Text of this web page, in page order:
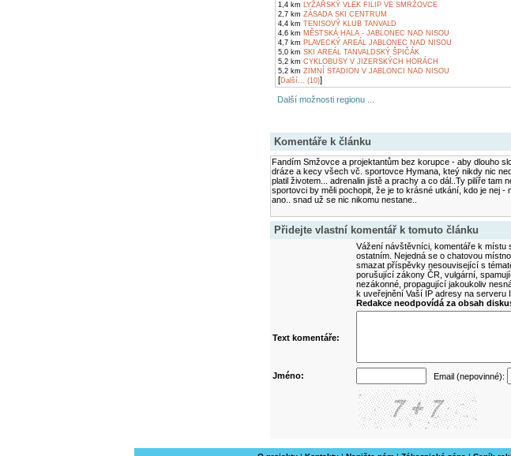
1,4 km LYŽAŘSKÝ VLEK FILIP VE SMRŽOVCE
2,7 km ZÁSADA SKI CENTRUM
4,4 km TENISOVÝ KLUB TANVALD
4,6 km MĚSTSKÁ HALA - JABLONEC NAD NISOU
4,7 km PLAVECKÝ AREÁL JABLONEC NAD NISOU
5,0 km SKI AREÁL TANVALDSKÝ ŠPIČÁK
5,2 km CYKLOBUSY V JIZERSKÝCH HORÁCH
5,2 km ZIMNÍ STADION V JABLONCI NAD NISOU
[Další... (10)]
Další možnosti regionu ...
Komentáře k článku
Fandím Smžovce a projektantům bez korupce - aby dlouho
dráze a kecy všech vč. sportovce Hymana, kteý nikdy nic
platil životem... adrenalin jistě a prachy a co dál..Ty pilíře tam
sportovci by měli pochopit, že je to krásné utkání, kdo je nej
ano.. snad už se nic nikomu nestane..
Přidejte vlastní komentář k tomuto článku
Vážení návštěvníci, komentáře k místu
ostatním. Nejedná se o chatovou
smazat příspěvky nesouvisející s
porušující zákony ČR, vulgární,
nezákonné, propagující jakoukoliv
k uveřejnění Vaší IP adresy na serveru
Redakce neodpovídá za obsah
Text komentáře:
Jméno: Email (nepovinné):